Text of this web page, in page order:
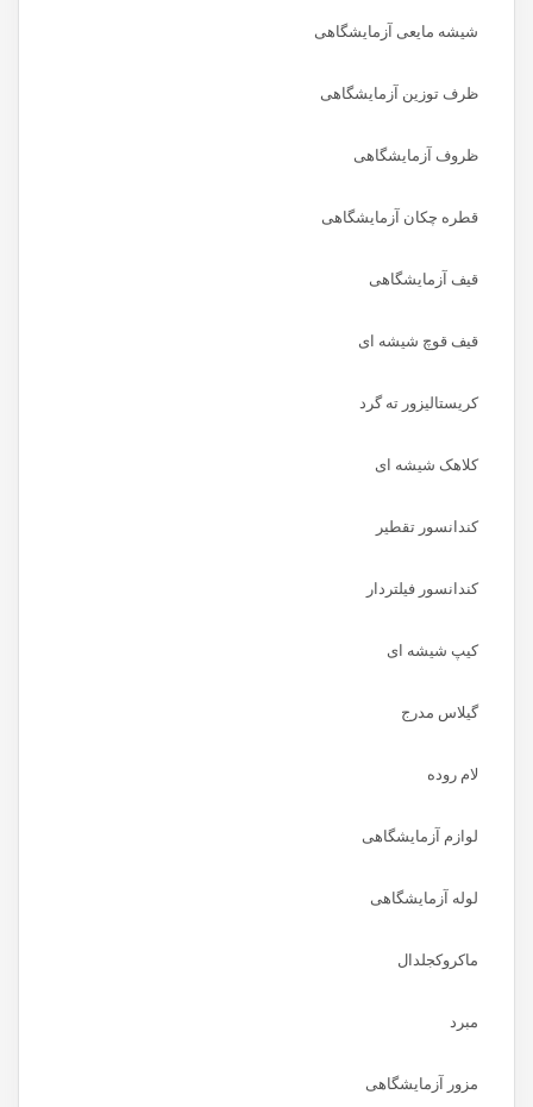
شیشه مایعی آزمایشگاهی
ظرف توزین آزمایشگاهی
ظروف آزمایشگاهی
قطره چکان آزمایشگاهی
قیف آزمایشگاهی
قیف قوچ شیشه ای
کریستالیزور ته گرد
کلاهک شیشه ای
کندانسور تقطیر
کندانسور فیلتردار
کیپ شیشه ای
گیلاس مدرج
لام روده
لوازم آزمایشگاهی
لوله آزمایشگاهی
ماکروکجلدال
مبرد
مزور آزمایشگاهی